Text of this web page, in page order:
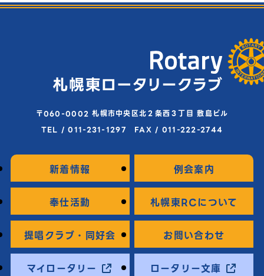
〒060-0002 札幌市中央区北２条西３丁目 敷島ビル
TEL / 011-231-1297 FAX / 011-222-2744
新着情報 例会案内
奉仕活動 札幌東RCについて
提唱クラブ・同好会 お問い合わせ
マイロータリー ロータリー文庫